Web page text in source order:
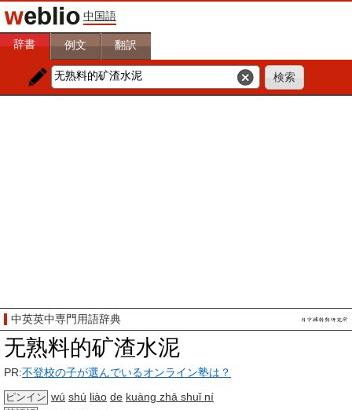
中国語
辞書 例文 翻訳
中英英中専門用語辞典
无熟料的矿渣水泥
PR:不登校の子が選んでいるオンライン塾は？
ピンイン wú shú liào de kuàng zhā shuǐ ní